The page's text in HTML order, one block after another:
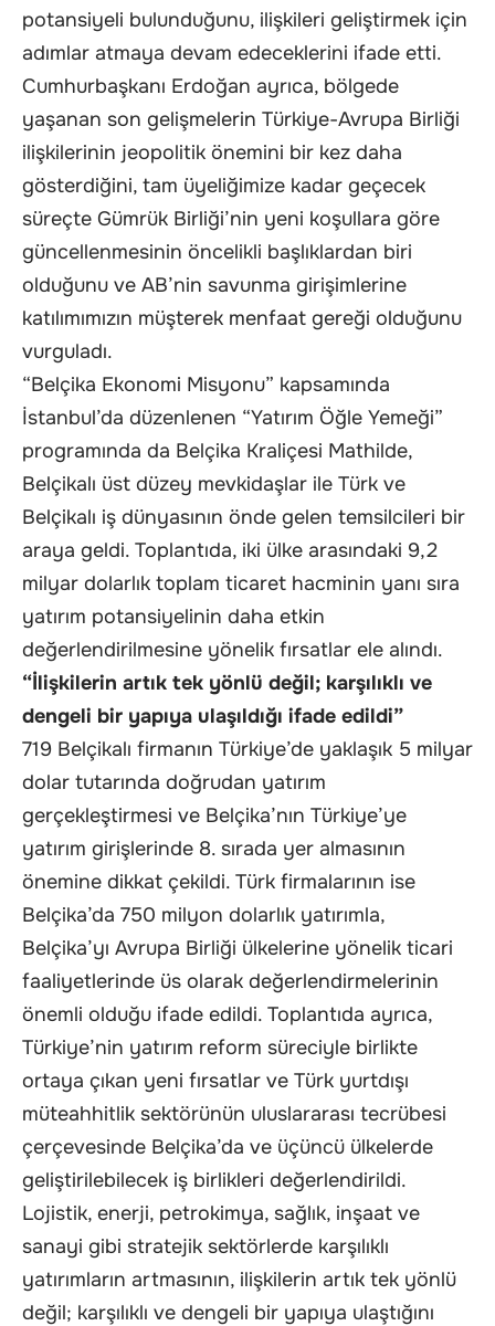
potansiyeli bulunduğunu, ilişkileri geliştirmek için
adımlar atmaya devam edeceklerini ifade etti.
Cumhurbaşkanı Erdoğan ayrıca, bölgede
yaşanan son gelişmelerin Türkiye-Avrupa Birliği
ilişkilerinin jeopolitik önemini bir kez daha
gösterdiğini, tam üyeliğimize kadar geçecek
süreçte Gümrük Birliği’nin yeni koşullara göre
güncellenmesinin öncelikli başlıklardan biri
olduğunu ve AB’nin savunma girişimlerine
katılımımızın müşterek menfaat gereği olduğunu
vurguladı.
“Belçika Ekonomi Misyonu” kapsamında
İstanbul’da düzenlenen “Yatırım Öğle Yemeği”
programında da Belçika Kraliçesi Mathilde,
Belçikalı üst düzey mevkidaşlar ile Türk ve
Belçikalı iş dünyasının önde gelen temsilcileri bir
araya geldi. Toplantıda, iki ülke arasındaki 9,2
milyar dolarlık toplam ticaret hacminin yanı sıra
yatırım potansiyelinin daha etkin
değerlendirilmesine yönelik fırsatlar ele alındı.
“İlişkilerin artık tek yönlü değil; karşılıklı ve
dengeli bir yapıya ulaşıldığı ifade edildi”
719 Belçikalı firmanın Türkiye’de yaklaşık 5 milyar
dolar tutarında doğrudan yatırım
gerçekleştirmesi ve Belçika’nın Türkiye’ye
yatırım girişlerinde 8. sırada yer almasının
önemine dikkat çekildi. Türk firmalarının ise
Belçika’da 750 milyon dolarlık yatırımla,
Belçika’yı Avrupa Birliği ülkelerine yönelik ticari
faaliyetlerinde üs olarak değerlendirmelerinin
önemli olduğu ifade edildi. Toplantıda ayrıca,
Türkiye’nin yatırım reform süreciyle birlikte
ortaya çıkan yeni fırsatlar ve Türk yurtdışı
müteahhitlik sektörünün uluslararası tecrübesi
çerçevesinde Belçika’da ve üçüncü ülkelerde
geliştirilebilecek iş birlikleri değerlendirildi.
Lojistik, enerji, petrokimya, sağlık, inşaat ve
sanayi gibi stratejik sektörlerde karşılıklı
yatırımların artmasının, ilişkilerin artık tek yönlü
değil; karşılıklı ve dengeli bir yapıya ulaştığını